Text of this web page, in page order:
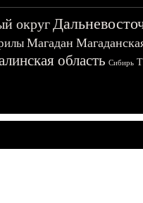
округ
Магадан
область Сибирь